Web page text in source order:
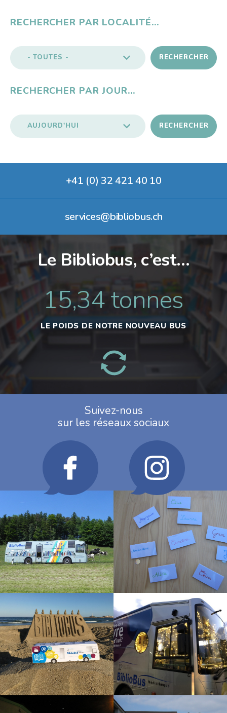
Emplois
Liens
RECHERCHER PAR LOCALITÉ…
- TOUTES - RECHERCHER
RECHERCHER PAR JOUR…
AUJOURD'HUI RECHERCHER
+41 (0) 32 421 40 10
services@bibliobus.ch
Le Bibliobus, c’est…
15,34 tonnes
LE POIDS DE NOTRE NOUVEAU BUS
Suivez-nous
sur les réseaux sociaux